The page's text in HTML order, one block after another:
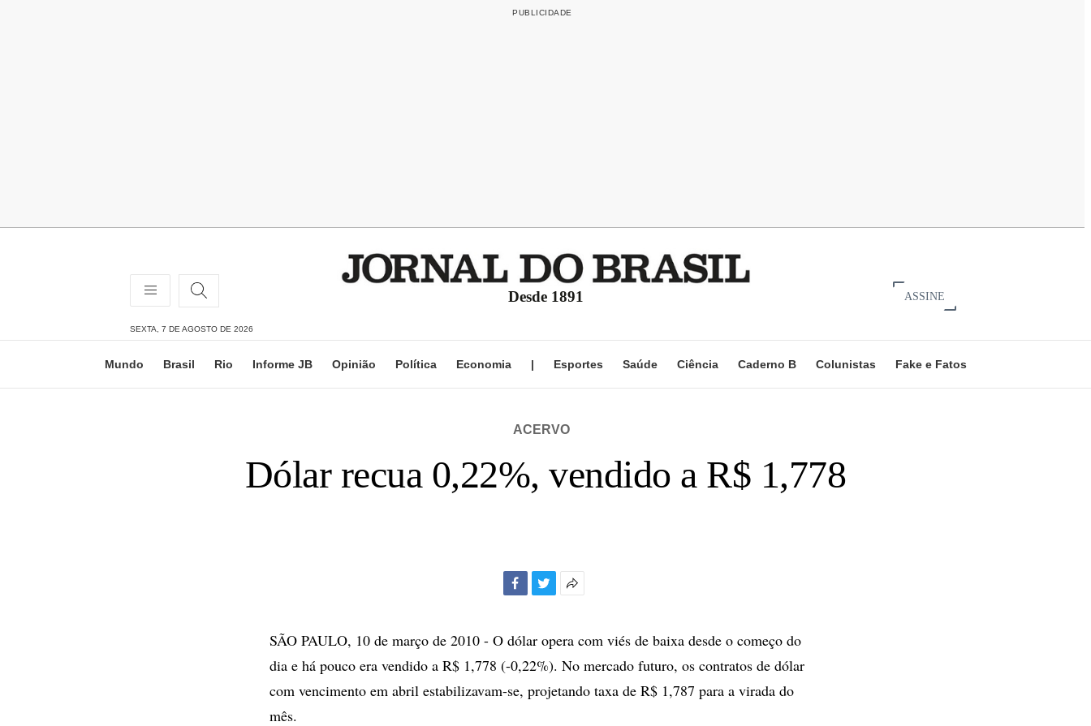
Desde 1891 ASSINE
SEXTA, 7 DE AGOSTO DE 2026
Mundo Brasil Rio Informe JB Opinião Política Economia | Esportes Saúde Ciência Caderno B Colunistas Fake e Fatos
ACERVO
Dólar recua 0,22%, vendido a R$ 1,778
compartilhamento
SÃO PAULO, 10 de março de 2010 - O dólar opera com viés de baixa desde o começo do
dia e há pouco era vendido a R$ 1,778 (-0,22%). No mercado futuro, os contratos de dólar
com vencimento em abril estabilizavam-se, projetando taxa de R$ 1,787 para a virada do
mês.